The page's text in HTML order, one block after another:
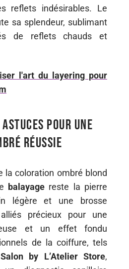
reflets indésirables. Le
sa splendeur, sublimant
de reflets chauds et
l'art du layering pour
pour une
réussie
la coloration ombré blond
balayage reste la pierre
légère et une brosse
précieux pour une
et un effet fondu
de la coiffure, tels
by L’Atelier Store,